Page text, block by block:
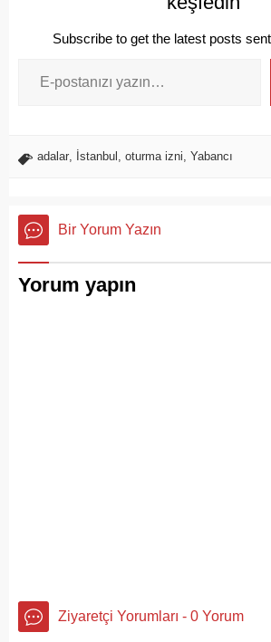
Subscribe to get the latest posts
adalar, İstanbul , oturma izni, Yabancı
Bir Yorum Yazın
Yorum yapın
Ziyaretçi Yorumları - 0 Yorum